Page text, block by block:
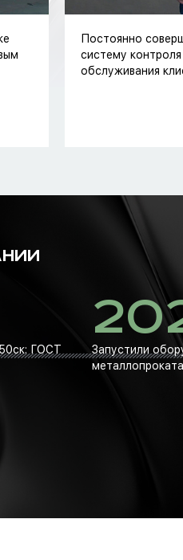
Постоянно
систему контроля
обслуживания
ГОСТ
Запустили